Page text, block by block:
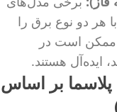
هر دو نوع برق را
ممکن است در
ایده‌آل هستند.
بر اساس